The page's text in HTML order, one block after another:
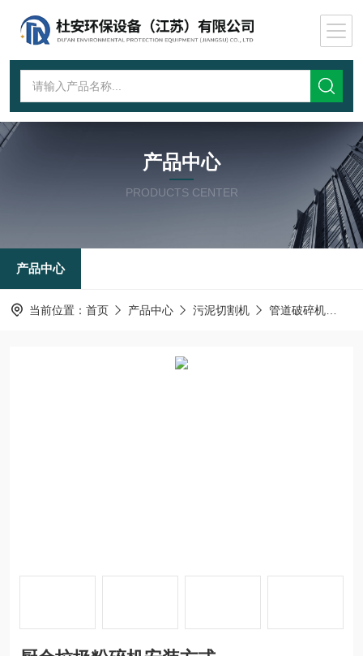
产品中心
PRODUCTS CENTER
产品中心
当前位置： 首页 产品中心 污泥切割机 管道破碎机